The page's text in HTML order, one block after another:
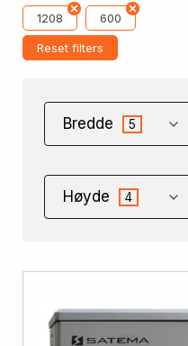
1208
600
Reset filters
Bredde 5
Høyde 4